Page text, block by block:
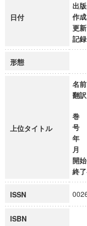
日付
出
作
更
記
形態
上位タイトル
名前
翻訳
巻
号
年
月
開
終
ISSN
ISBN